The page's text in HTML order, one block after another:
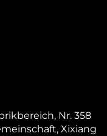
Nr. 358
Xixiang